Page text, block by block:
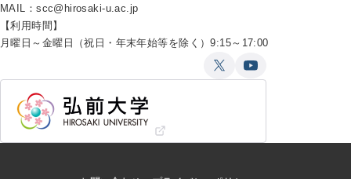
MAIL：scc@hirosaki-u.ac.jp
【利用時間】
月曜日～金曜日（祝日・年末年始等を除く）9:15～17:00